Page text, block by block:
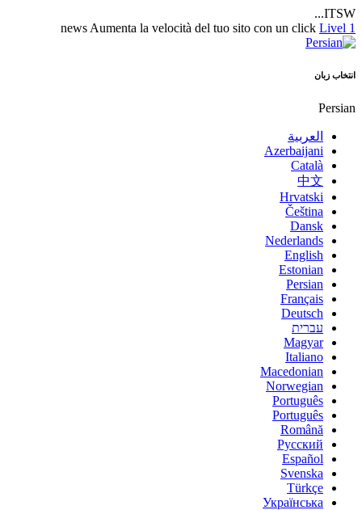
ITSW...
news Aumenta la velocità del tuo sito con un click Livel 1
انتخاب زبان
Persian
العربية
Azerbaijani
Català
中文
Hrvatski
Čeština
Dansk
Nederlands
English
Estonian
Persian
Français
Deutsch
עברית
Magyar
Italiano
Macedonian
Norwegian
Português
Português
Română
Русский
Español
Svenska
Türkçe
Українська